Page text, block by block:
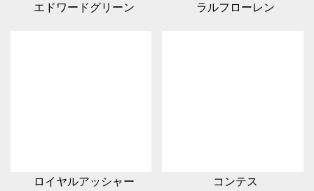
エドワードグリーン ラルフローレン
ロイヤルアッシャー コンテス